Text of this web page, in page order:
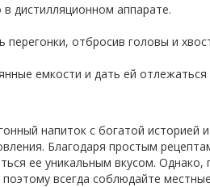
дистилляционном аппарате.
перегонки, отбросив головы и
емкости и дать ей отлежаться
напиток с богатой историей
Благодаря простым
ее уникальным вкусом.
всегда соблюдайте